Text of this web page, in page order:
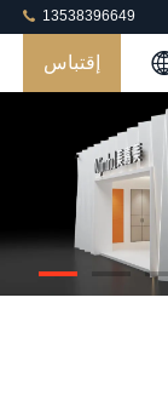
13538396649
إقتباس